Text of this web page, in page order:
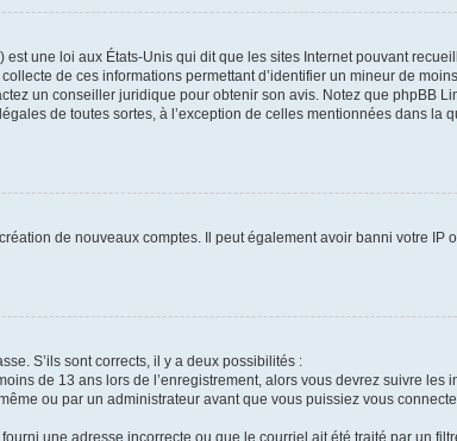
est une loi aux États-Unis qui dit que les sites Internet pouvant
de ces informations permettant d’identifier un mineur de
un conseiller juridique pour obtenir son avis. Notez que phpBB
de toutes sortes, à l’exception de celles mentionnées dans
de nouveaux comptes. Il peut également avoir banni votre
S’ils sont corrects, il y a deux possibilités :
de 13 ans lors de l’enregistrement, alors vous devrez suivre
ou par un administrateur avant que vous puissiez vous
une adresse incorrecte ou que le courriel ait été traité par un